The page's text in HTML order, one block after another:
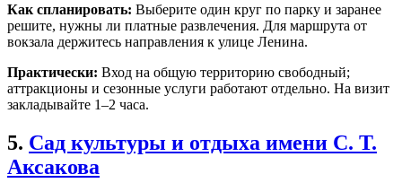
Как спланировать: Выберите один круг по парку и заранее
решите, нужны ли платные развлечения. Для маршрута от
вокзала держитесь направления к улице Ленина.
Практически: Вход на общую территорию свободный;
аттракционы и сезонные услуги работают отдельно. На визит
закладывайте 1–2 часа.
5. Сад культуры и отдыха имени С. Т.
Аксакова